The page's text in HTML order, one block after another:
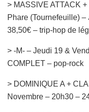
> MASSIVE ATTACK
Phare (Tournefeuille)
38,50€ – trip-hop de
> -M- – Jeudi 19 &
COMPLET – pop-rock
> DOMINIQUE A +
Novembre – 20h30 –